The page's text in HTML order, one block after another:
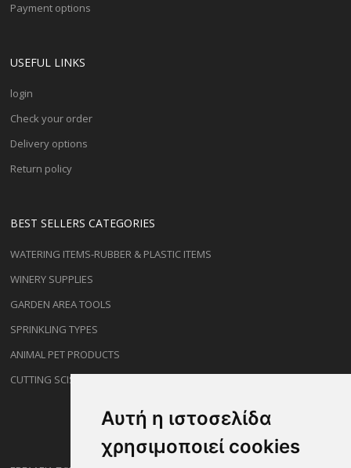
Αυτή η ιστοσελίδα
χρησιμοποιεί cookies
Payment options
USEFUL LINKS
login
Check your order
Delivery options
Return policy
BEST SELLERS CATEGORIES
WATERING ITEMS-RUBBER & PLASTIC ITEMS
WINERY SUPPLIES
GARDEN AREA TOOLS
SPRINKLING TYPES
ANIMAL PET PRODUCTS
CUTTING SCISSORS